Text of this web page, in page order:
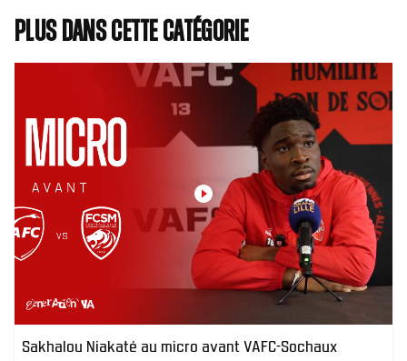
Plus dans cette catégorie
Sakhalou Niakaté au micro avant VAFC-Sochaux